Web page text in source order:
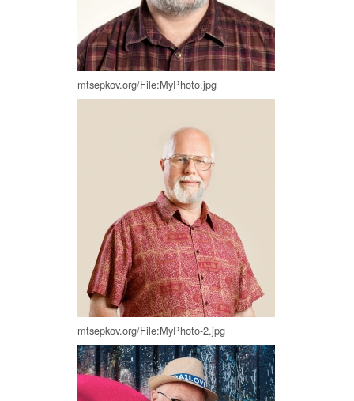
mtsepkov.org/File:MyPhoto.jpg
mtsepkov.org/File:MyPhoto-2.jpg